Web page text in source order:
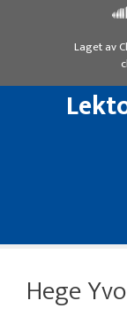
Laget av
Hege